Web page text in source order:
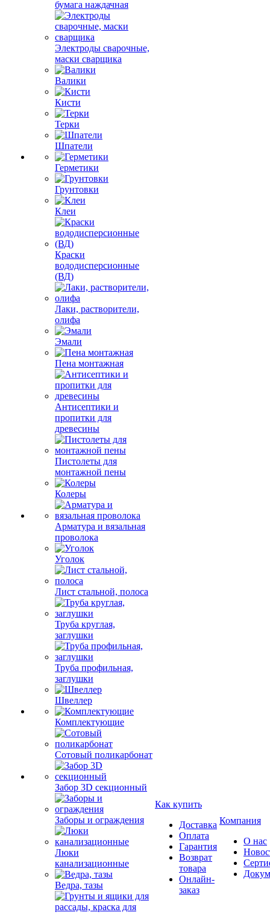
бумага наждачная
Электроды сварочные,
маски сварщика
Валики
Кисти
Терки
Шпатели
Герметики
Грунтовки
Клеи
Краски
вододисперсионные
(ВД)
Лаки, растворители,
олифа
Эмали
Пена монтажная
Антисептики и
пропитки для
древесины
Пистолеты для
монтажной пены
Колеры
Арматура и вязальная
проволока
Уголок
Лист стальной, полоса
Труба круглая,
заглушки
Труба профильная,
заглушки
Швеллер
Комплектующие
Сотовый поликарбонат
Забор 3D секционный
Заборы и ограждения
Люки
канализационные
Ведра, тазы
Как купить
Доставка
Оплата
Гарантия
Возврат
товара
Онлайн-
заказ
Компания
О нас